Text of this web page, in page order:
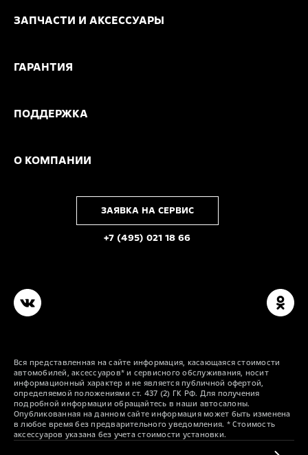
ЗАПЧАСТИ И АКСЕССУАРЫ
ГАРАНТИЯ
ПОДДЕРЖКА
О КОМПАНИИ
+7 (495) 021 18 66
ЗАЯВКА НА СЕРВИС
Вся представленная на сайте информация, касающаяся стоимости
автомобилей, аксессуаров* и сервисного обслуживания, носит
информационный характер и не является публичной офертой,
определяемой положениями ст. 437 (2) ГК РФ. Для получения
подробной информации обращайтесь в наши автосалоны.
Опубликованная на данном сайте информация может быть изменена
в любое время без предварительного уведомления. * Стоимость
аксессуаров указана без учета стоимости установки.